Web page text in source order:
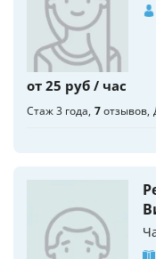
от 25 руб / час
Стаж 3 года 7отзывов